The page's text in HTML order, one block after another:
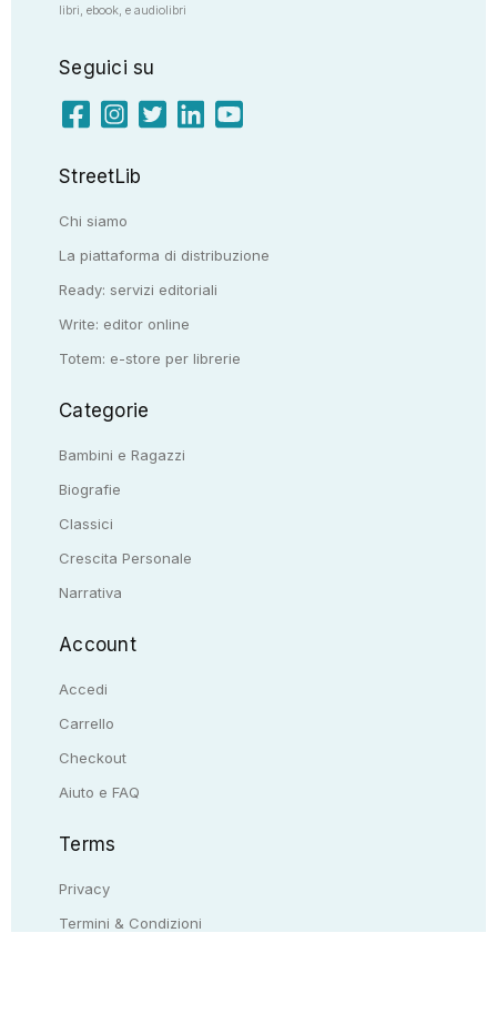
libri, ebook, e audiolibri
Seguici su
StreetLib
Chi siamo
La piattaforma di distribuzione
Ready: servizi editoriali
Write: editor online
Totem: e-store per librerie
Categorie
Bambini e Ragazzi
Biografie
Classici
Crescita Personale
Narrativa
Account
Accedi
Carrello
Checkout
Aiuto e FAQ
Terms
Privacy
Termini & Condizioni